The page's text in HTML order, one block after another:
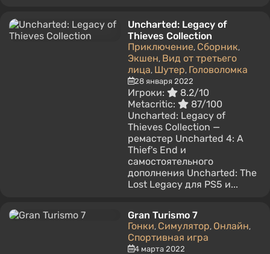
Uncharted: Legacy of
Thieves Collection
Приключение, Сборник,
Экшен, Вид от третьего
лица, Шутер, Головоломка
28 января 2022
Игроки:
8.2/10
Metacritic:
87/100
Uncharted: Legacy of
Thieves Collection —
ремастер Uncharted 4: A
Thief's End и
самостоятельного
дополнения Uncharted: The
Lost Legacy для PS5 и...
Gran Turismo 7
Гонки, Симулятор, Онлайн,
Спортивная игра
4 марта 2022